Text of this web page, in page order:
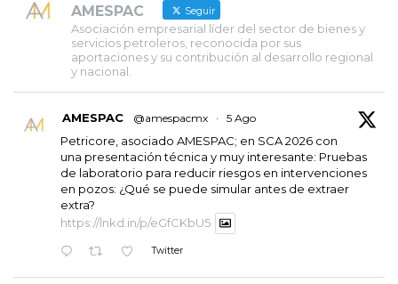
AMESPAC Seguir
Asociación empresarial líder del sector de bienes y
servicios petroleros, reconocida por sus
aportaciones y su contribución al desarrollo regional
y nacional.
AMESPAC @amespacmx · 5 Ago
Petricore, asociado AMESPAC; en SCA 2026 con
una presentación técnica y muy interesante: Pruebas
de laboratorio para reducir riesgos en intervenciones
en pozos: ¿Qué se puede simular antes de extraer
extra?
https://lnkd.in/p/eGfCKbU5
Twitter